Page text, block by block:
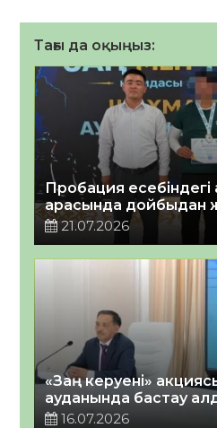
Тағы да оқыңыз:
Пробация есебіндегі
арасында дойбыдан
21.07.2026
«Заң керуені»
ауданында бастау
16.07.2026